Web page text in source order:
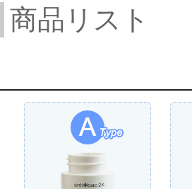
商品リスト